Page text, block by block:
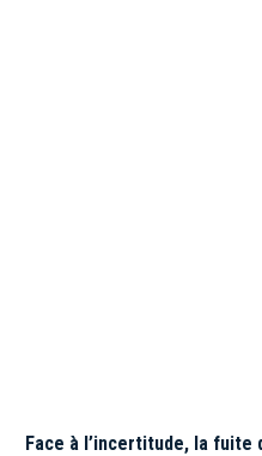
Face à l’incertitude, la fuite